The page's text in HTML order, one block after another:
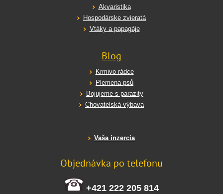
Akvaristika
Hospodárske zvieratá
Vtáky a papagáje
Blog
Krmivo rádce
Plemena psů
Bojujeme s parazity
Chovatelská výbava
Vaša inzercia
Objednávka po telefonu
+421 222 205 814